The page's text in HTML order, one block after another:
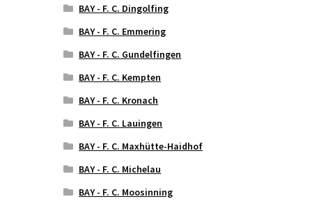
BAY - F. C. Dingolfing
BAY - F. C. Emmering
BAY - F. C. Gundelfingen
BAY - F. C. Kempten
BAY - F. C. Kronach
BAY - F. C. Lauingen
BAY - F. C. Maxhütte-Haidhof
BAY - F. C. Michelau
BAY - F. C. Moosinning